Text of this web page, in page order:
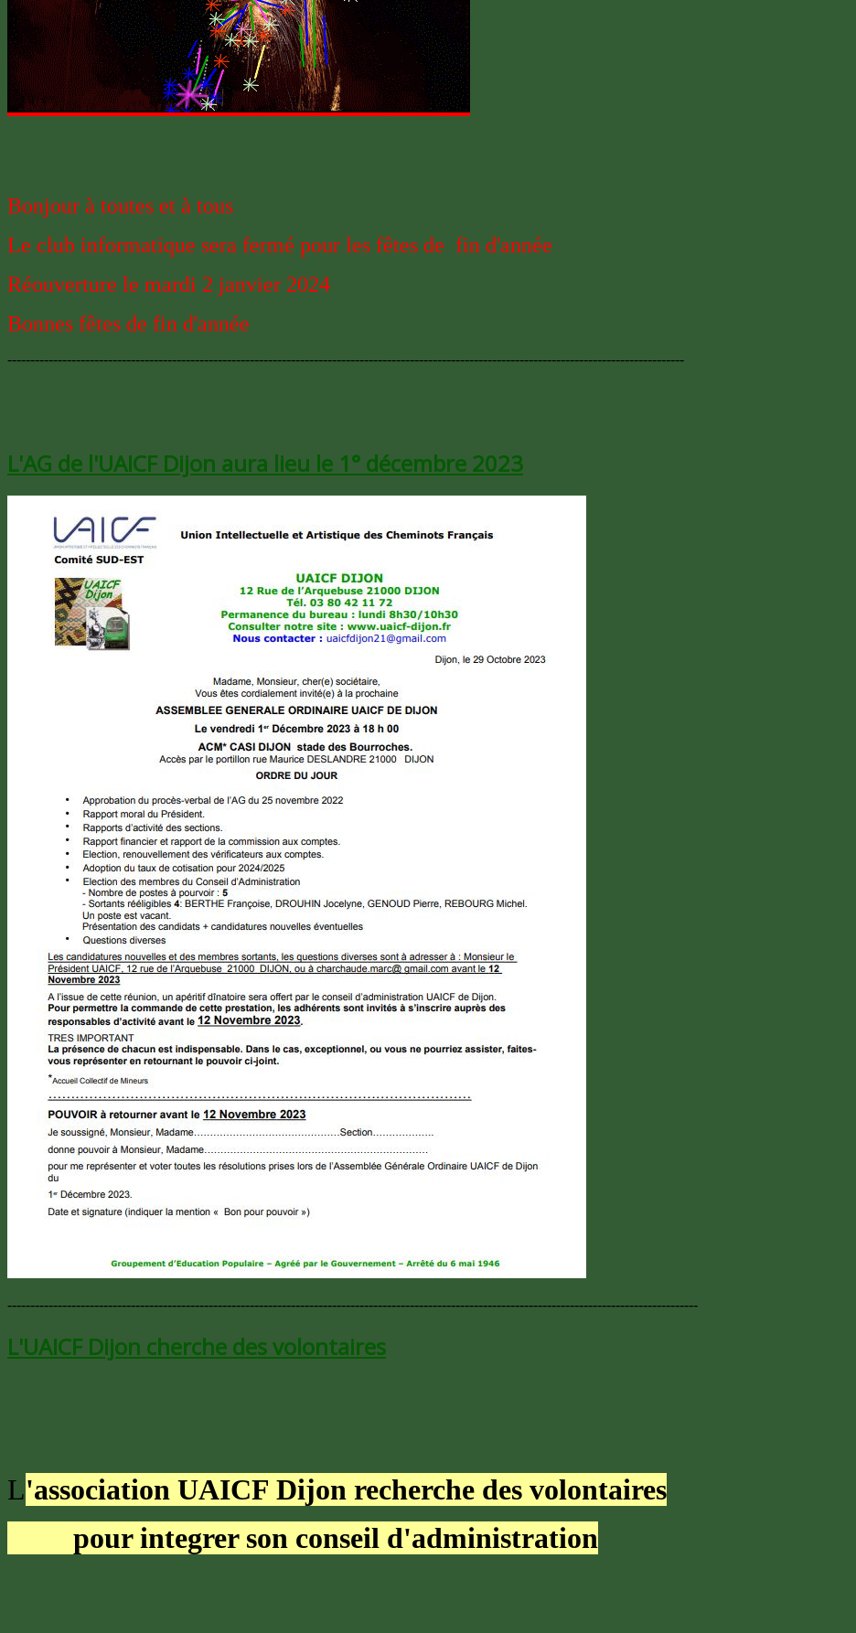
Bonjour à toutes et à tous
Le club informatique sera fermé pour les fêtes de fin d'année
Réouverture le mardi 2 janvier 2024
Bonnes fêtes de fin d'année
----------------------------------------------------------------------------------------------------------------------------------------------------
L'AG de l'UAICF Dijon aura lieu le 1° décembre 2023
-------------------------------------------------------------------------------------------------------------------------------------------------------
L'UAICF Dijon cherche des volontaires
L'association UAICF Dijon recherche des volontaires
pour integrer son conseil d'administration